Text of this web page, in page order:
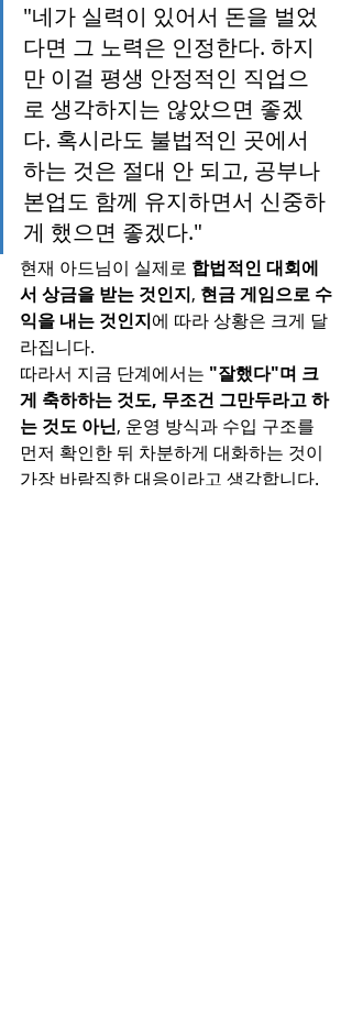
"네가 실력이 있어서 돈을 벌었
다면 그 노력은 인정한다. 하지
만 이걸 평생 안정적인 직업으
로 생각하지는 않았으면 좋겠
다. 혹시라도 불법적인 곳에서
하는 것은 절대 안 되고, 공부나
본업도 함께 유지하면서 신중하
게 했으면 좋겠다."
현재 아드님이 실제로 합법적인 대회에
서 상금을 받는 것인지, 현금 게임으로 수
익을 내는 것인지에 따라 상황은 크게 달
라집니다.
따라서 지금 단계에서는 "잘했다"며 크
게 축하하는 것도, 무조건 그만두라고 하
는 것도 아닌, 운영 방식과 수입 구조를
먼저 확인한 뒤 차분하게 대화하는 것이
가장 바람직한 대응이라고 생각합니다.